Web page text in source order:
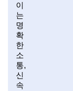
이
는
명
확
한
소
통,
신
속